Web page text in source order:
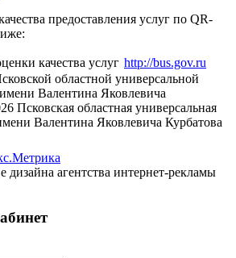
предоставления услуг по QR-
http://bus.gov.ru
областной универсальной
Валентина Яковлевича
Псковская областная универсальная
Валентина Яковлевича Курбатова
дизайна агентства интернет-рекламы